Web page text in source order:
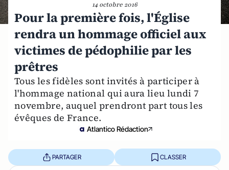
14 octobre 2016
Pour la première fois, l'Église
rendra un hommage officiel aux
victimes de pédophilie par les
prêtres
Tous les fidèles sont invités à participer à
l'hommage national qui aura lieu lundi 7
novembre, auquel prendront part tous les
évêques de France.
Atlantico Rédaction
PARTAGER CLASSER